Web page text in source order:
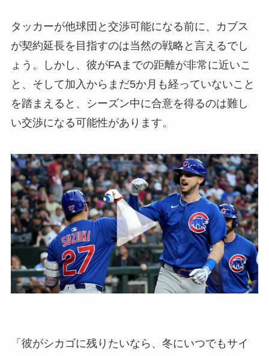
タッカーが他球団と交渉可能になる前に、カブス
が契約延長を目指すのは当然の戦略と言えるでし
ょう。しかし、彼がFAまでの距離が非常に近いこ
と、そして加入からまだ5か月も経っていないこと
を踏まえると、シーズン中に合意を得るのは難し
い交渉になる可能性があります。
「彼がシカゴに残りたいなら、冬にいつでもサイ